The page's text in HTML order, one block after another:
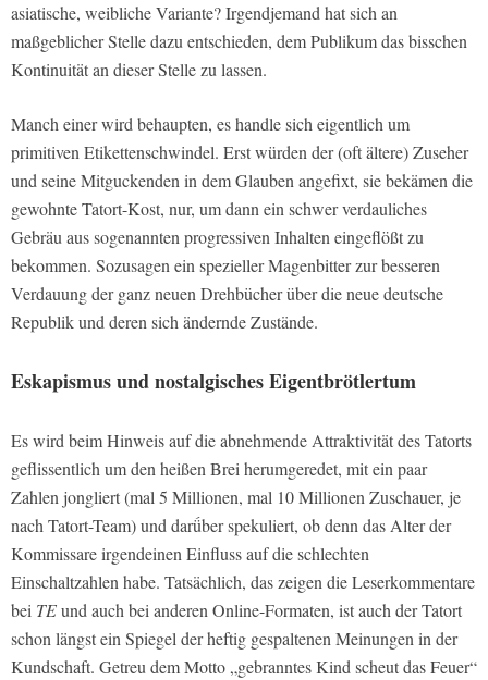
asiatische, weibliche Variante? Irgendjemand hat sich an
maßgeblicher Stelle dazu entschieden, dem Publikum das bisschen
Kontinuität an dieser Stelle zu lassen.
Manch einer wird behaupten, es handle sich eigentlich um
primitiven Etikettenschwindel. Erst würden der (oft ältere) Zuseher
und seine Mitguckenden in dem Glauben angefixt, sie bekämen die
gewohnte Tatort-Kost, nur, um dann ein schwer verdauliches
Gebräu aus sogenannten progressiven Inhalten eingeflößt zu
bekommen. Sozusagen ein spezieller Magenbitter zur besseren
Verdauung der ganz neuen Drehbücher über die neue deutsche
Republik und deren sich ändernde Zustände.
Eskapismus und nostalgisches Eigentbrötlertum
Es wird beim Hinweis auf die abnehmende Attraktivität des Tatorts
geflissentlich um den heißen Brei herumgeredet, mit ein paar
Zahlen jongliert (mal 5 Millionen, mal 10 Millionen Zuschauer, je
nach Tatort-Team) und darǘber spekuliert, ob denn das Alter der
Kommissare irgendeinen Einfluss auf die schlechten
Einschaltzahlen habe. Tatsächlich, das zeigen die Leserkommentare
bei TEund auch bei anderen Online-Formaten, ist auch der Tatort
schon längst ein Spiegel der heftig gespaltenen Meinungen in der
Kundschaft. Getreu dem Motto „gebranntes Kind scheut das Feuer“